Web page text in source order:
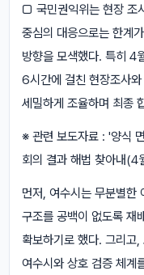
□ 국민권익위는 현장 조
중심의 대응으로는 한계
방향을 모색했다. 특히 4
6시간에 걸친 현장조사
세밀하게 조율하며 최종
※ 관련 보도자료 : '양식
회의 결과 해법 찾아내(4
먼저, 여수시는 무분별한
구조를 공백이 없도록 재
확보하기로 했다. 그리고
여수시와 상호 검증 체계